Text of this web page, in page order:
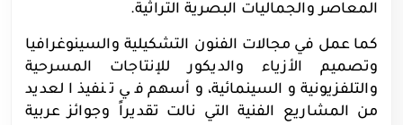
المعاصر والجماليات البصرية التراثية.
كماعمل في مجالات الفنون التشكيلية والسينوغرافيا
وتصميم الأزياء والديكور للإنتاجات المسرحية
والتلفزيونية والسينمائية، وأسهم في تنفيذ العديد
من المشاريع الفنية التي نالت تقديراً وجوائز عربية